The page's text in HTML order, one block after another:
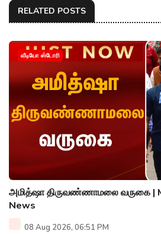
RELATED POSTS
வீடியோ ஸ்டோரி
அமித்ஷா திருவண்ணாமலை வருகை |
News
08 Aug 2026, 06:51 PM